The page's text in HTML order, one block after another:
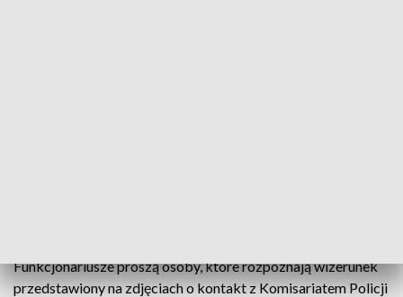
Funkcjonariusze proszą osoby, które rozpoznają wizerunek
przedstawiony na zdjęciach o kontakt z Komisariatem Policji